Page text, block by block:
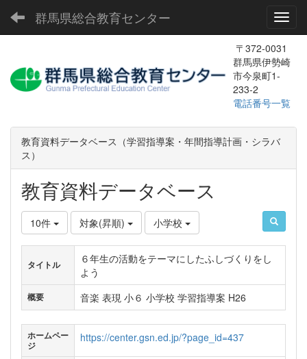
群馬県総合教育センター
〒372-0031
群馬県伊勢崎
市今泉町1-
233-2
電話番号一覧
教育資料データベース（学習指導案・年間指導計画・シラバ
ス）
教育資料データベース
10件 対象(昇順) 小学校
タイトル
６年生の活動をテーマにしたふしづくりをし
よう
概要 音楽 表現 小６ 小学校 学習指導案 H26
ホームペー
ジ
https://center.gsn.ed.jp/?page_id=437